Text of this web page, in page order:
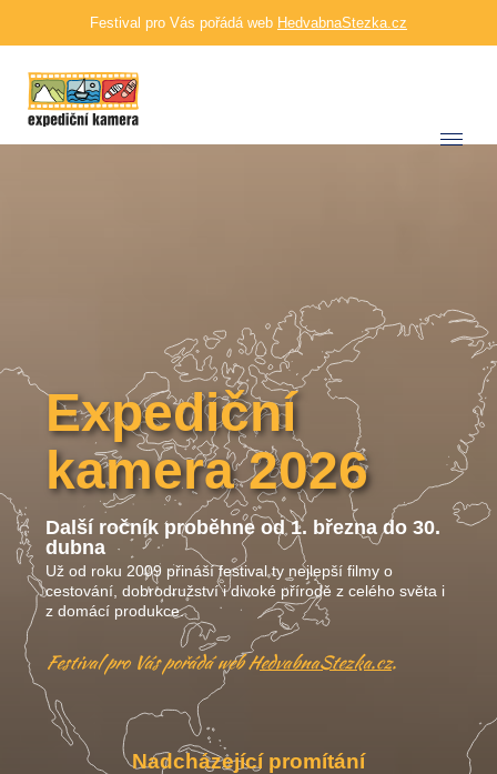
Festival pro Vás pořádá web HedvabnaStezka.cz
Expediční
kamera 2026
Další ročník proběhne od 1. března do 30.
dubna
Už od roku 2009 přináší festival ty nejlepší filmy o
cestování, dobrodružství i divoké přírodě z celého světa i
z domácí produkce.
Festival pro Vás pořádá webHedvabnaStezka.cz.
Nadcházející promítání